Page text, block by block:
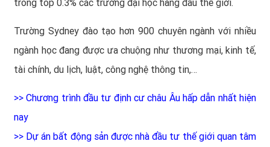
trong top 0.3% các trường đại học hàng đầu thế giới.
Trường Sydney đào tạo hơn 900 chuyên ngành với nhiều
ngành học đang được ưa chuộng như thương mại, kinh tế,
tài chính, du lịch, luật, công nghệ thông tin,…
>>Chương trình đầu tư định cư châu Âu hấp dẫn nhất hiện
nay
>> Dự án bất động sản được nhà đầu tư thế giới quan tâm